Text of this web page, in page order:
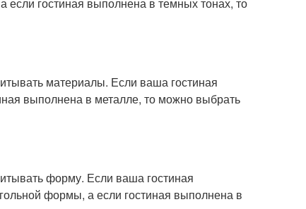
материалы. Если ваша гостиная
выполнена в металле, то можно выбрать
форму. Если ваша гостиная
формы, а если гостиная выполнена в